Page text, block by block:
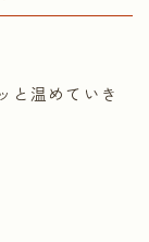
と温めていき